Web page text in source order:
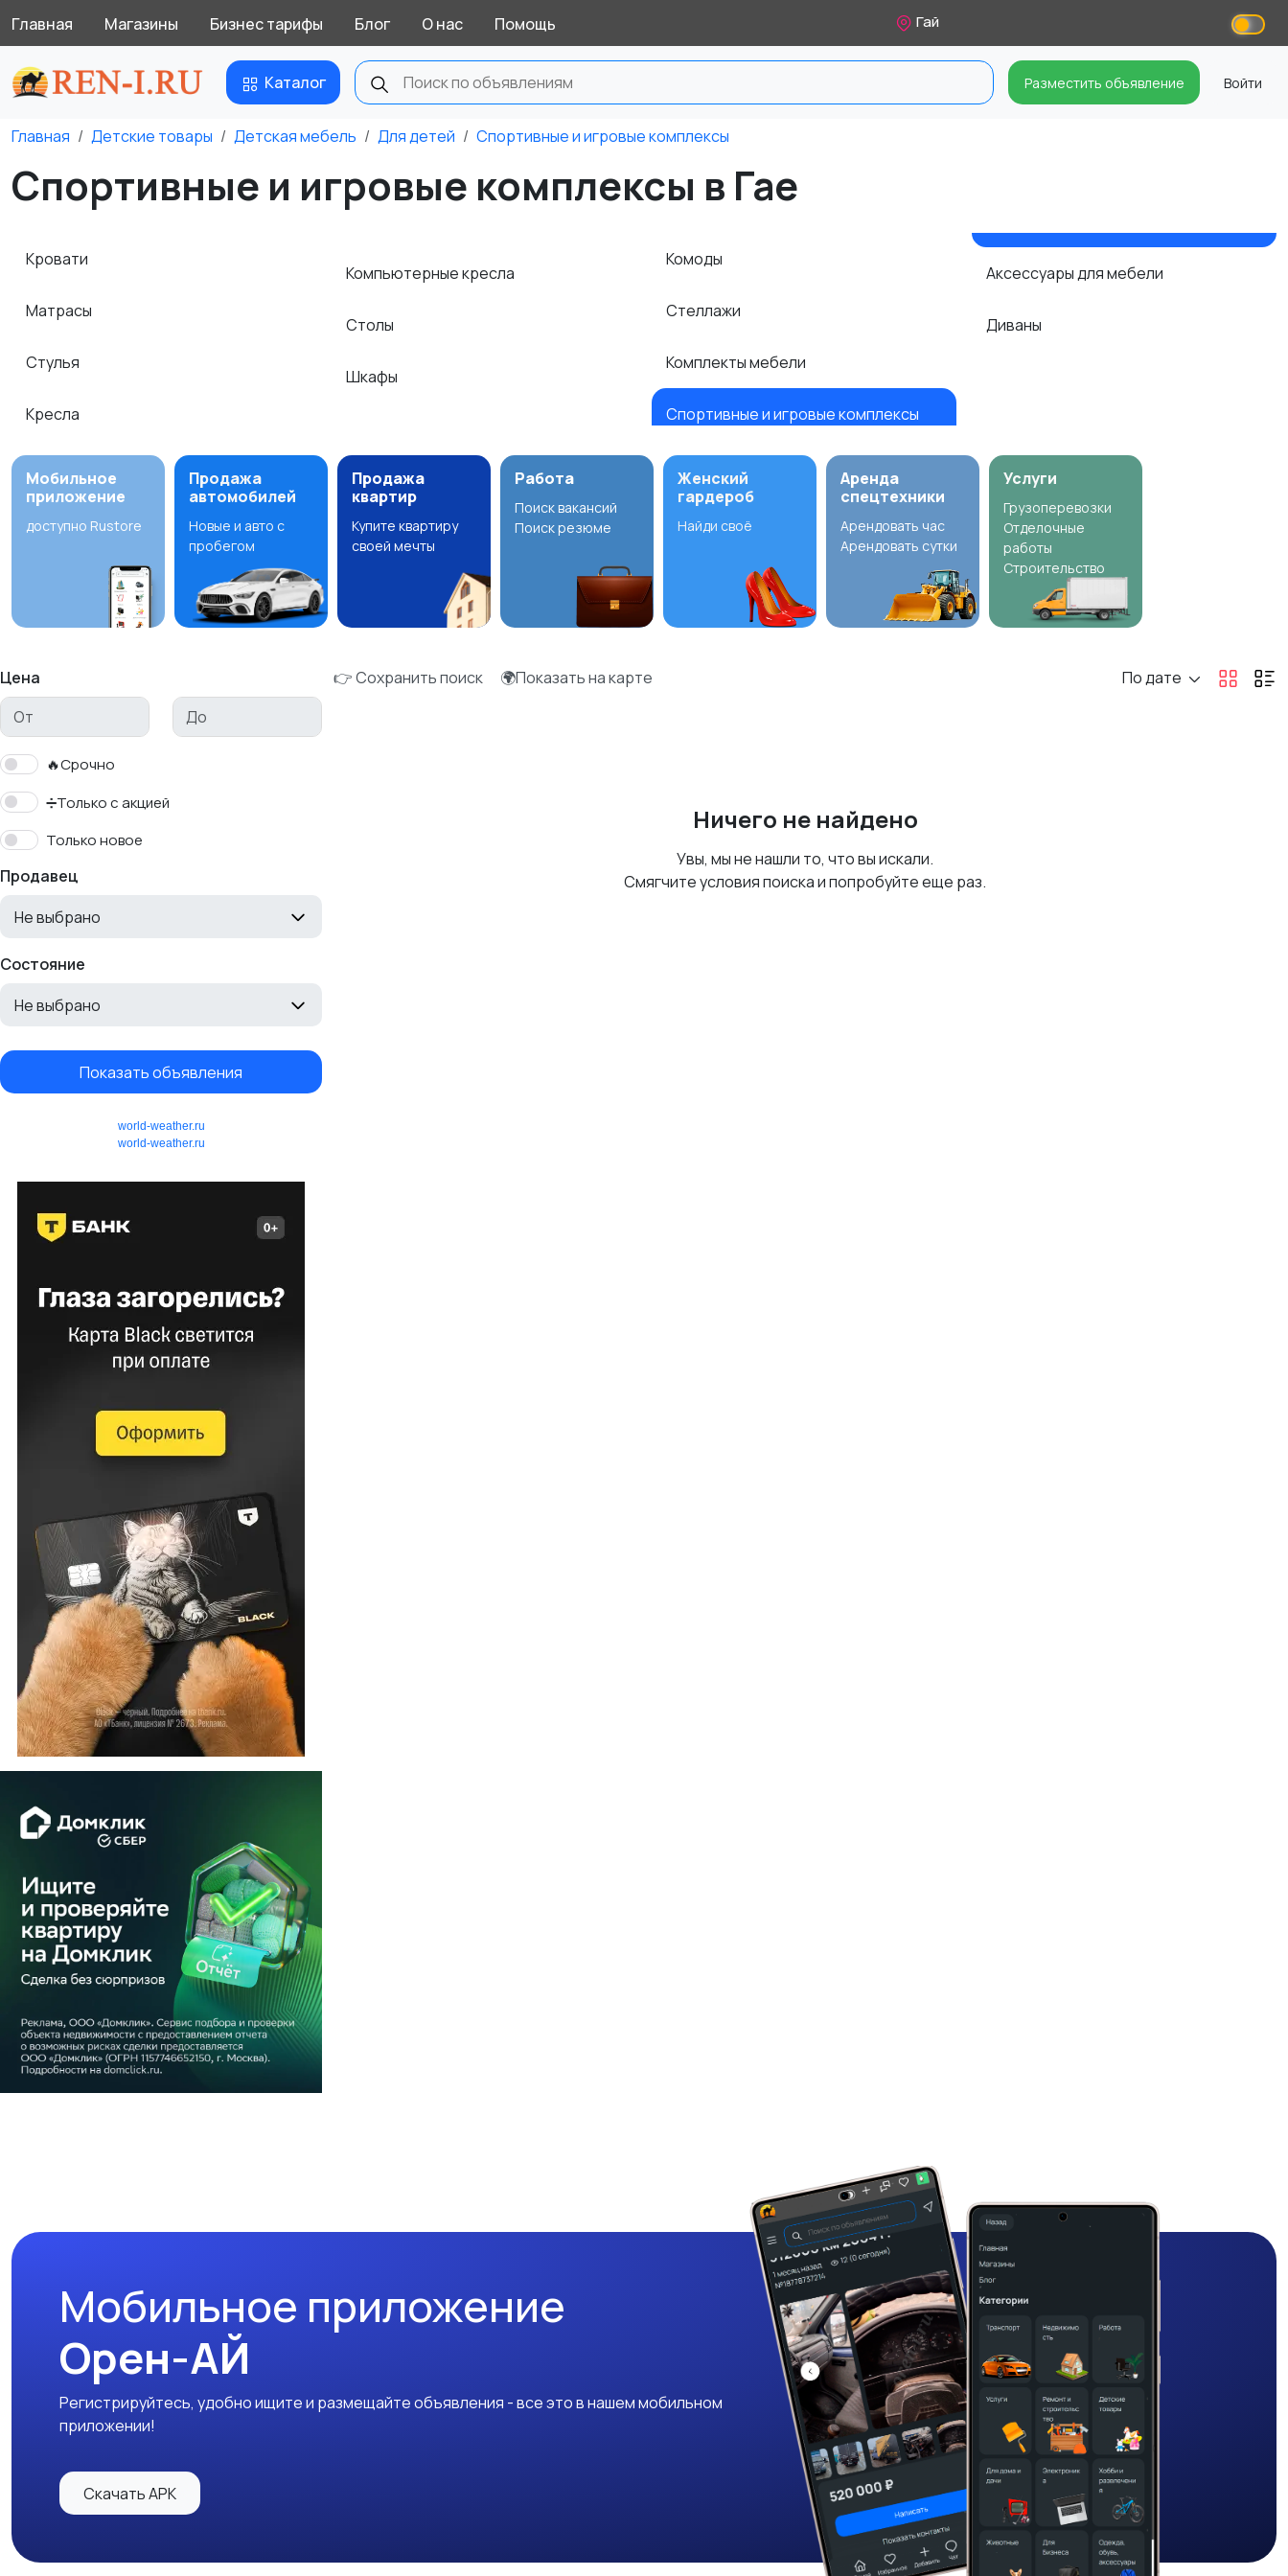
Главная Магазины Бизнес тарифы Блог О нас Помощь Гай
Каталог Разместить объявление Войти
Главная Детские товары Детская мебель Для детей Спортивные и игровые комплексы
Спортивные и игровые комплексы в Гае
Кровати
Матрасы
Стулья
Кресла
Компьютерные кресла
Столы
Шкафы
Комоды
Стеллажи
Комплекты мебели
Спортивные и игровые комплексы
Аксессуары для мебели
Диваны
Мобильное
приложение
доступно Rustore
Продажа
автомобилей
Новые и авто с
пробегом
Продажа
квартир
Купите квартиру
своей мечты
Работа
Поиск вакансий
Поиск резюме
Женский
гардероб
Найди своё
Аренда
спецтехники
Арендовать час
Арендовать сутки
Услуги
Грузоперевозки
Отделочные
работы
Строительство
Цена
🔥Срочно
➗Только с акцией
Только новое
Продавец
Не выбрано
Состояние
Не выбрано
Показать объявления
world-weather.ru
world-weather.ru
👉 Сохранить поиск 🌍Показать на карте По дате
Ничего не найдено
Увы, мы не нашли то, что вы искали.
Смягчите условия поиска и попробуйте еще раз.
Мобильное приложение
Орен-АЙ
Регистрируйтесь, удобно ищите и размещайте объявления - все это в нашем мобильном
приложении!
Скачать APK